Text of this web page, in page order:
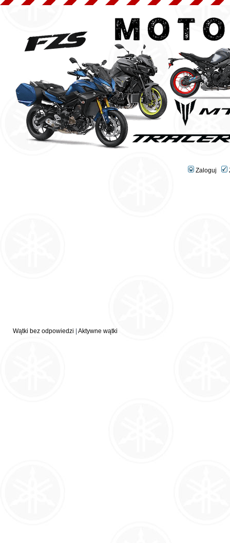
Zaloguj
Wątki bez odpowiedzi Aktywne wątki